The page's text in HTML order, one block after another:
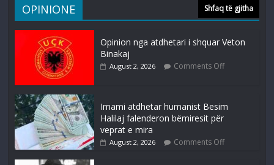
OPINIONE Shfaq të gjitha
Opinion nga atdhetari i shquar Veton
Binakaj
August 2, 2026 Comments Off
Imami atdhetar humanist Besim
Halilaj falenderon bëmiresit për
veprat e mira
August 2, 2026 Comments Off